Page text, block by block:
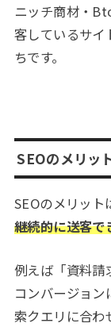
ニッチ商材・
客しているサイ
ちです。
SEOのメリッ
SEOのメリット
継続的に送客で
例えば「資料
コンバージョ
索クエリに合わ